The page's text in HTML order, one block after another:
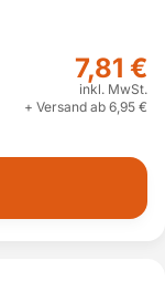
7,81 €
inkl. MwSt.
+ Versand ab 6,95 €